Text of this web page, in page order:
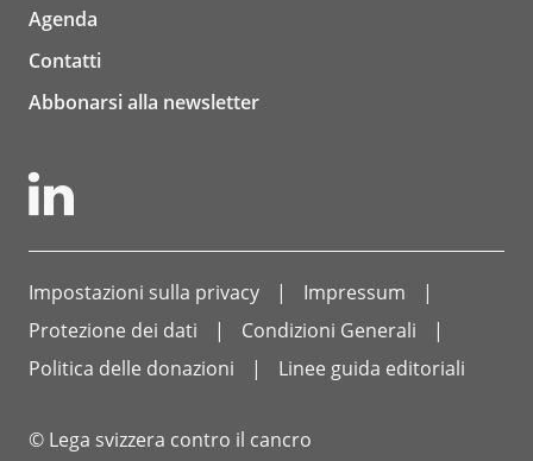
Agenda
Contatti
Abbonarsi alla newsletter
Impostazioni sulla privacy
Impressum
Protezione dei dati
Condizioni Generali
Politica delle donazioni
Linee guida editoriali
© Lega svizzera contro il cancro